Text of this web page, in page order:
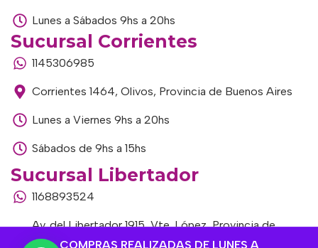
COMPRAS REALIZADAS DE LUNES A
Lunes a Sábados 9hs a 20hs
Sucursal Corrientes
1145306985
Corrientes 1464, Olivos, Provincia de Buenos Aires
Lunes a Viernes 9hs a 20hs
Sábados de 9hs a 15hs
Sucursal Libertador
1168893524
Av. del Libertador 1915, Vte. López, Provincia de
Buenos Aires